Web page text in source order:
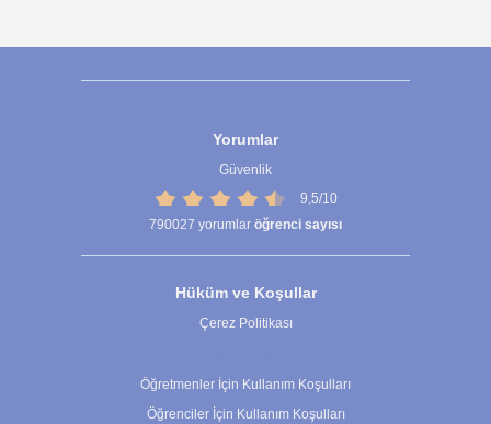
Yorumlar
Güvenlik
9,5/10
790027 yorumlar öğrenci sayısı
Hüküm ve Koşullar
Çerez Politikası
Öğretmenler İçin Kullanım Koşulları
Öğrenciler İçin Kullanım Koşulları